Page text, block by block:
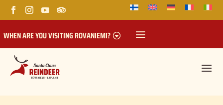
WHEN ARE YOU VISITING ROVANIEMI?